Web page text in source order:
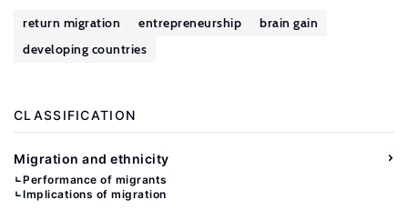
return migration entrepreneurship
brain gain
developing countries
CLASSIFICATION
Migration and ethnicity
Performance of migrants
Implications of migration